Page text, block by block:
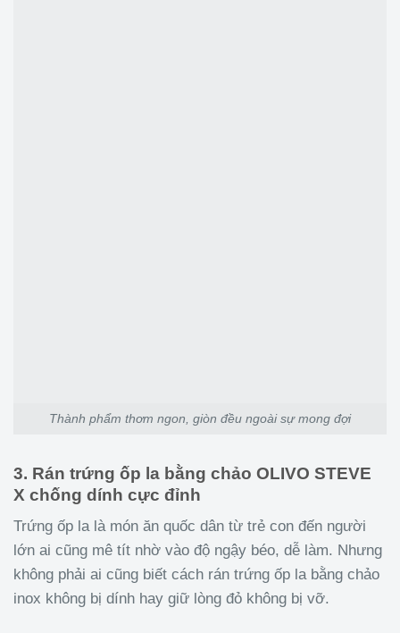
Thành phẩm thơm ngon, giòn đều ngoài sự mong đợi
3. Rán trứng ốp la bằng chảo OLIVO STEVE
X chống dính cực đỉnh
Trứng ốp la là món ăn quốc dân từ trẻ con đến người
lớn ai cũng mê tít nhờ vào độ ngậy béo, dễ làm. Nhưng
không phải ai cũng biết cách rán trứng ốp la bằng chảo
inox không bị dính hay giữ lòng đỏ không bị vỡ.